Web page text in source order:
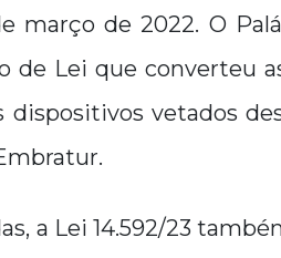
março de 2022. O
de Lei que converteu
dispositivos vetados
a Lei 14.592/23